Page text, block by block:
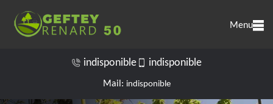
Menu
indisponible indisponible
Mail: indisponible